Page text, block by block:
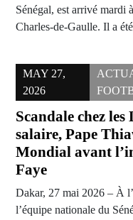
Sénégal, est arrivé mardi
Charles-de-Gaulle. Il a
MAY 27,
2026
Scandale chez
salaire, Pape
Mondial avant
Faye
Dakar, 27 mai 2026 – À
l’équipe nationale du